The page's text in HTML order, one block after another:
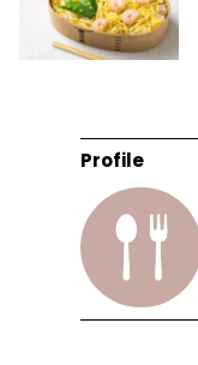
Profile